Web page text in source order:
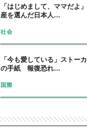
「はじめまして、ママだよ
産を選んだ日本人…
社会
「今も愛している」ストー
の手紙 報復恐れ…
国際